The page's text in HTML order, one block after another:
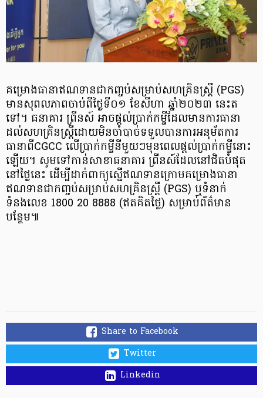
គម្រោងធានាឥណទានជាកញ្ចប់សម្រាប់សហគ្រិនស្ត្រី (PGS)
មានសុពលភាពចាប់ពីថ្ងៃទី០១ ខែសីហា ឆ្នាំ២០២៣ នេះត
ទៅ។ ធនាគារ ព្រីនស៍ អាចផ្តល់ប្រាក់កម្ចីដែលមានការធានា
ដល់សហគ្រិនស្ត្រីដោយមិនចាំបាច់ទទួលបានការអនុម័តការ
ធានាពីCGCC លើប្រាក់កម្ចីនីមួយៗមុនពេលផ្តល់ប្រាក់កម្ចីនោះ
ឡើយ។ សូមទៅកាន់សាខាធនាគារ ព្រីនស៍ដែលនៅជិតបំផុត
នៅថ្ងៃនេះ ដើម្បីដាក់ពាក្យស្នើឥណទានក្រោមគម្រោងធានា
ឥណទានជាកញ្ចប់សម្រាប់សហគ្រិនស្ត្រី (PGS) ឬទំនាក់
ទំនងលេខ 1800 20 8888 (ឥតគិតថ្លៃ) សម្រាប់ព័ត៌មាន
បន្ថែម៕
Share to Facebook
Twitter
Linkedin